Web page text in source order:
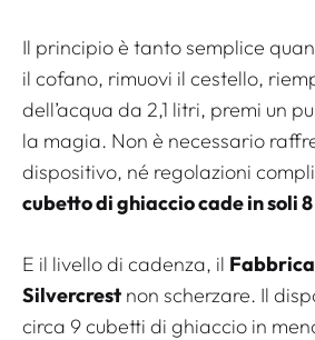
Il principio è tanto semplice
il cofano, rimuovi il cestello,
dell’acqua da 2,1 litri, premi un
la magia. Non è necessario
dispositivo, né regolazioni
cubetto di ghiaccio cade in soli
E il livello di cadenza, il
Silvercrest non scherzare. Il
circa 9 cubetti di ghiaccio in